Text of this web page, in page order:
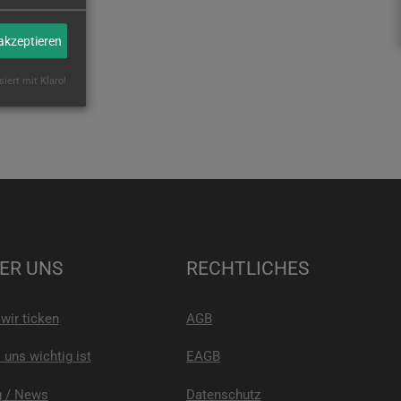
UNS
ticken
uns wichtig ist
/ News
RECHTLICHES
AGB
EAGB
Datenschutz
mit Klaro!